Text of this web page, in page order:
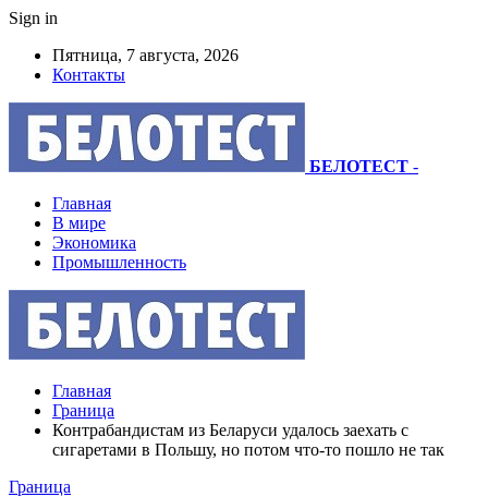
Sign in
Пятница, 7 августа, 2026
Контакты
БЕЛОТЕСТ -
Главная
В мире
Экономика
Промышленность
Главная
Граница
Контрабандистам из Беларуси удалось заехать с
сигаретами в Польшу, но потом что-то пошло не так
Граница